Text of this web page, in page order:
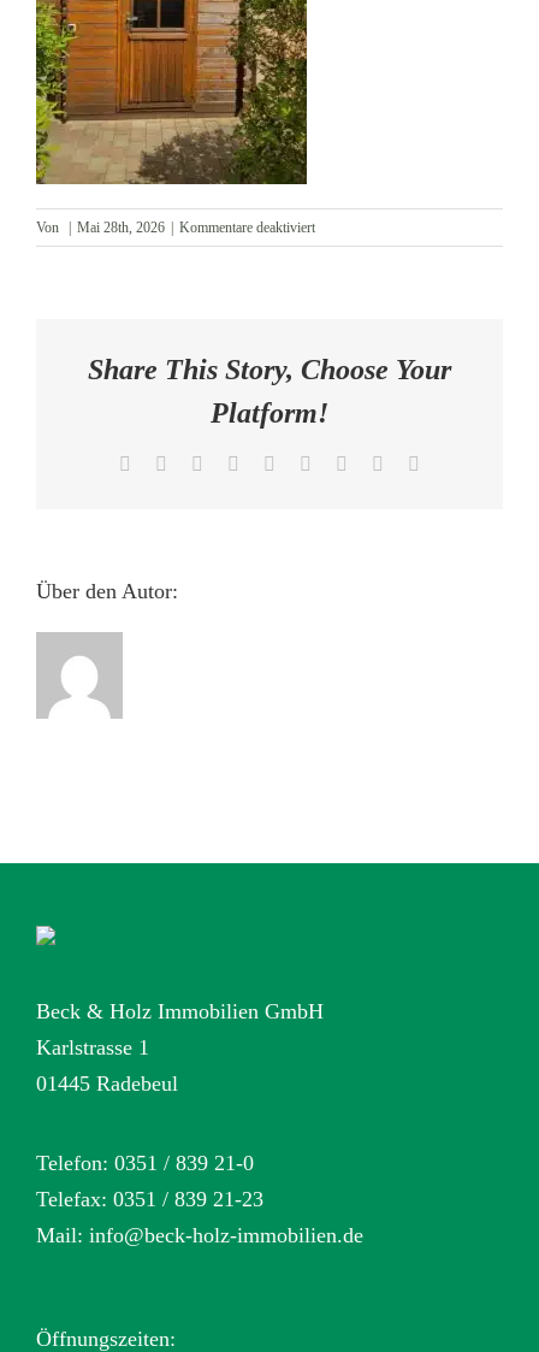
AKTUELLES
KONTAKT
Von Mai 28th, 2026 Kommentare deaktiviertfür
Gartenhütte
Share This Story, Choose Your
Platform!
Facebook Reddit LinkedInWhatsApp
TumblrPinterest
Über den Autor:
Beck & Holz Immobilien GmbH
Karlstrasse 1
01445 Radebeul
Telefon: 0351 / 839 21-0
Telefax: 0351 / 839 21-23
Mail: info@beck-holz-immobilien.de
Öffnungszeiten: